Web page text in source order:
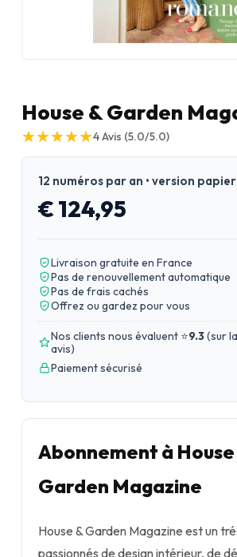
House & Garden
★
★★
★★
★★
★★
★4Avis (5.0/5.0)
12 numéros par an • version
€ 124,95
Livraison gratuite en France
Pas de renouvellement automatique
Pas de frais cachés
Offrez ou gardez pour vous
Nos clients nous évaluent ⭐9.3(sur
avis)
Paiement sécurisé
Abonnement à House
Garden Magazine
House & Garden Magazine est un
passionnés de design intérieur, de